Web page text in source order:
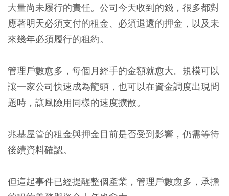
大量尚未履行的責任。公司今天收到的錢，很多都對
應著明天必須支付的租金、必須退還的押金，以及未
來幾年必須履行的租約。
管理戶數愈多，每個月經手的金額就愈大。規模可以
讓一家公司快速成為龍頭，也可以在資金調度出現問
題時，讓風險用同樣的速度擴散。
兆基屋管的租金與押金目前是否受到影響，仍需等待
後續資料確認。
但這起事件已經提醒整個產業，管理戶數愈多，承擔